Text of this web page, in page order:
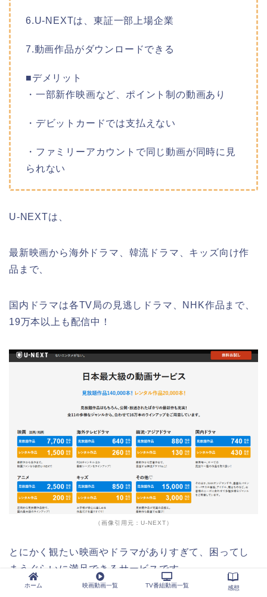
6.U-NEXTは、東証一部上場企業
7.動画作品がダウンロードできる
■デメリット
・一部新作映画など、ポイント制の動画あり
・デビットカードでは支払えない
・ファミリーアカウントで同じ動画が同時に見
られない
U-NEXTは、
最新映画から海外ドラマ、韓流ドラマ、キッズ向け作
品まで、
国内ドラマは各TV局の見逃しドラマ、NHK作品まで、
19万本以上も配信中！
（画像引用元：U-NEXT）
とにかく観たい映画やドラマがありすぎて、困ってし
まうぐらいに満足できるサービスです。
ホーム 映画動画一覧 TV番組動画一覧 感想